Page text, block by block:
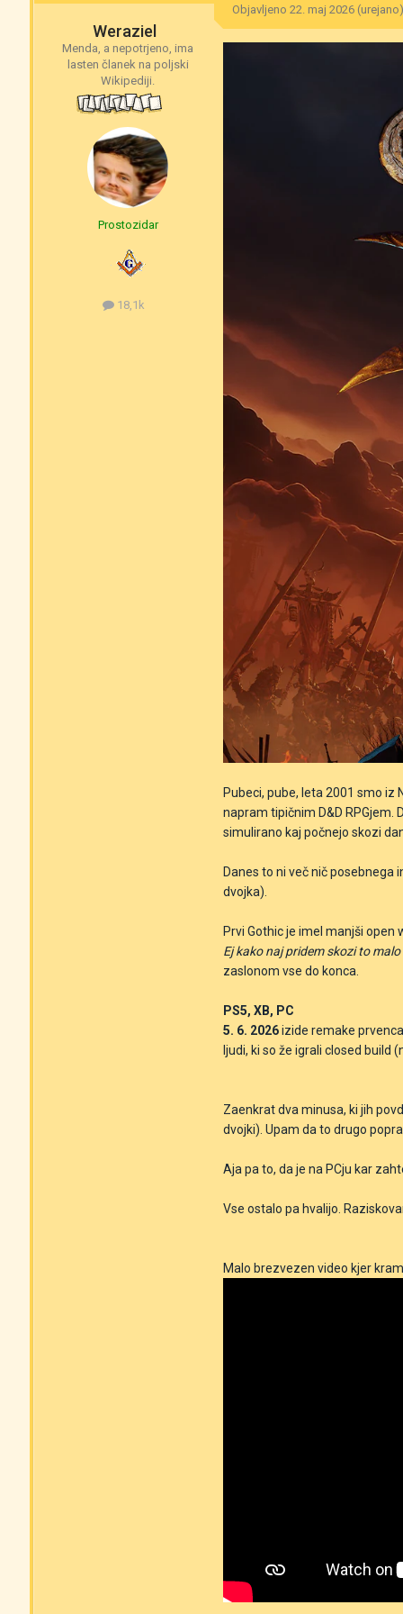
Weraziel
Menda, a nepotrjeno, ima
lasten članek na poljski
Wikipediji.
Prostozidar
18,1k
Objavljeno22. maj 2026
Pubeci, pube, leta 2001 smo iz
napram tipičnim D&D RPGjem.
simulirano kaj počnejo skozi
Danes to ni več nič posebnega
dvojka).
Prvi Gothic je imel manjši
Ej kako naj pridem skozi to
zaslonom vse do konca.
PS5, XB, PC
5. 6. 2026izide remake
ljudi, ki so že igrali closed build
Zaenkrat dva minusa, ki jih
dvojki). Upam da to drugo
Aja pa to, da je na PCju kar
Vse ostalo pa hvalijo.
Malo brezvezen video kjer